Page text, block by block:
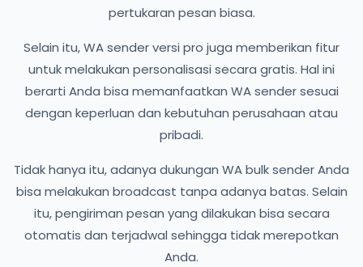
pertukaran pesan biasa.
Selain itu, WA sender versi pro juga memberikan fitur
untuk melakukan personalisasi secara gratis. Hal ini
berarti Anda bisa memanfaatkan WA sender sesuai
dengan keperluan dan kebutuhan perusahaan atau
pribadi.
Tidak hanya itu, adanya dukungan WA bulk sender Anda
bisa melakukan broadcast tanpa adanya batas. Selain
itu, pengiriman pesan yang dilakukan bisa secara
otomatis dan terjadwal sehingga tidak merepotkan
Anda.